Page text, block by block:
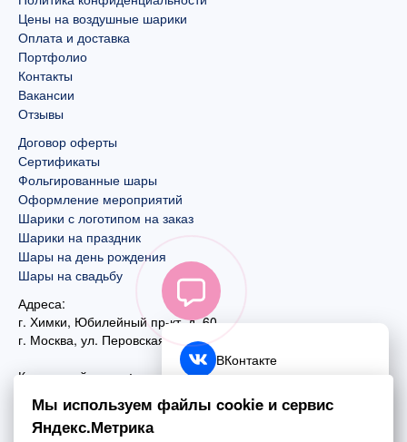
Цены на воздушные шарики
Оплата и доставка
Портфолио
Контакты
Вакансии
Отзывы
Договор оферты
Сертификаты
Фольгированные шары
Оформление мероприятий
Шарики с логотипом на заказ
Шарики на праздник
Шары на день рождения
Шары на свадьбу
Адреса:
г. Химки, Юбилейный пр-кт, д. 60
г. Москва, ул. Перовская, д. 59
Контактный номер:
+7 (495) 970-44-75
ВКонтакте
Telegram
Мы используем файлы cookie и сервис
Яндекс.Метрика